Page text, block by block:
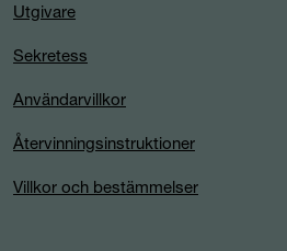
Utgivare
Sekretess
Användarvillkor
Återvinningsinstruktioner
Villkor och bestämmelser